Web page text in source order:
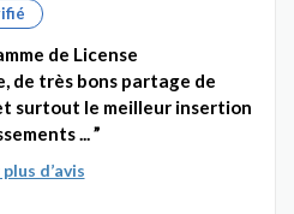
de License
de très bons partage de
surtout le meilleur insertion
...
d’avis